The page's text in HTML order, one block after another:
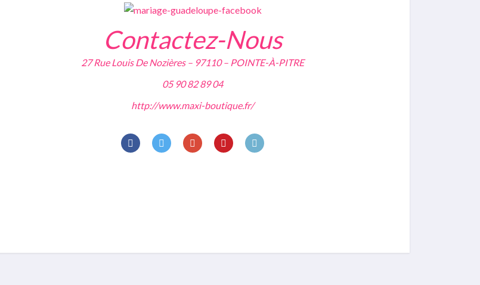
Contactez-Nous
27 Rue Louis De Nozières – 97110 – POINTE-À-PITRE
05 90 82 89 04
http://www.maxi-boutique.fr/